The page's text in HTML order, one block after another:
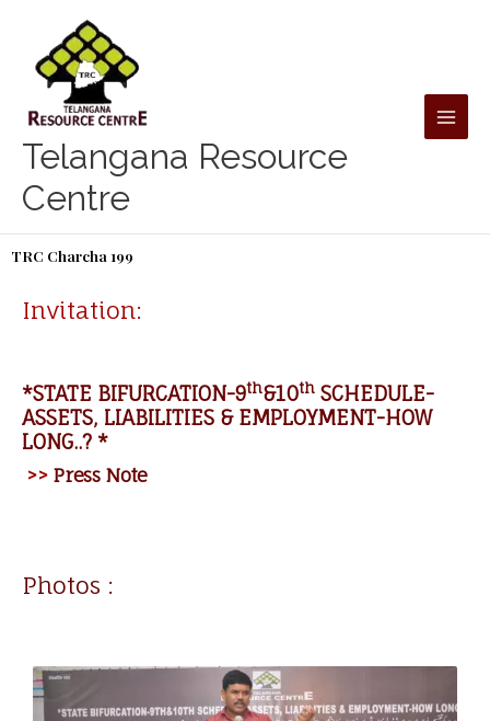
content
Telangana Resource
Centre
TRC Charcha 199
Invitation:
*STATE BIFURCATION-9th&10th SCHEDULE-
ASSETS, LIABILITIES & EMPLOYMENT-HOW
LONG..? *
>> Press Note
Photos :